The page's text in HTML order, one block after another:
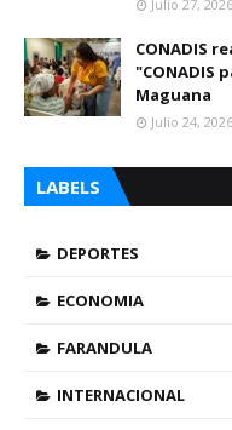
Julio 27, 2026
CONADIS
"CONADIS
Maguana
Julio 24, 2026
LABELS
DEPORTES
ECONOMIA
FARANDULA
INTERNACIONAL